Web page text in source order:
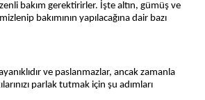
bakım gerektirirler. İşte altın, gümüş ve
bakımının yapılacağına dair bazı
ve paslanmazlar, ancak zamanla
parlak tutmak için şu adımları